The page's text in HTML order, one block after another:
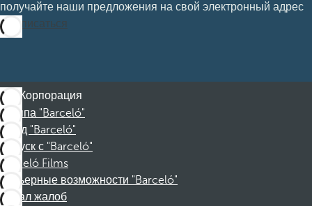
получайте наши предложения на свой электронный адрес
Подписаться
Корпорация
Группа "Barceló"
Фонд "Barceló"
Отпуск с "Barceló"
Barceló Films
Карьерные возможности "Barceló"
Канал жалоб